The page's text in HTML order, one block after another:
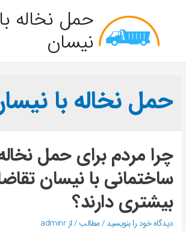
حمل نخاله با
نیسان
حمل نخاله با
چرا مردم برای حمل
ساختمانی با نیسان
بیشتری دارند؟
دیدگاه‌ خود را بنویسید/مطالب/ ازadminr